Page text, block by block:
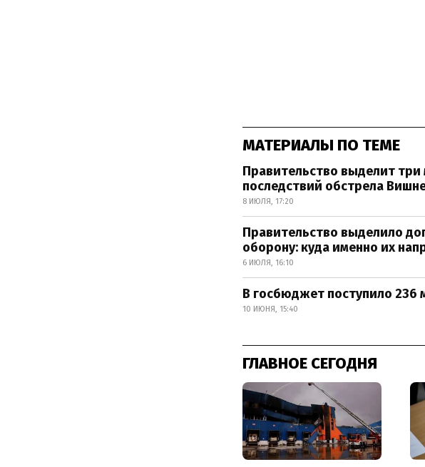
МАТЕРИАЛЫ ПО ТЕМЕ
Правительство выделит
последствий обстрела
8 ИЮЛЯ, 17:20
Правительство выделило
оборону: куда именно их
6 ИЮЛЯ, 16:10
В госбюджет поступило 236
10 ИЮНЯ, 15:40
ГЛАВНОЕ СЕГОДНЯ